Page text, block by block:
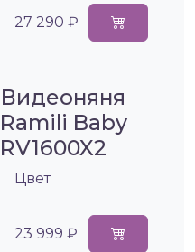
27 290 ₽
Видеоняня
Ramili Baby
RV1600X2
Цвет
23 999 ₽